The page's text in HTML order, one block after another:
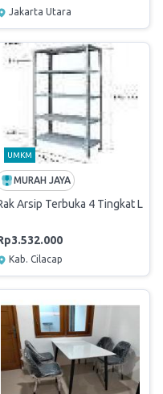
Jakarta Utara
Tinggi 2,2
UMKM
MURAH JAYA
Arsip Terbuka 4 Tingkat
Kab. Cilacap